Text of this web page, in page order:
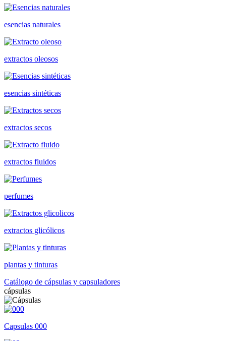
esencias naturales
extractos oleosos
esencias sintéticas
extractos secos
extractos fluidos
perfumes
extractos glicólicos
plantas y tinturas
Catálogo de cápsulas y capsuladores
cápsulas
Capsulas 000